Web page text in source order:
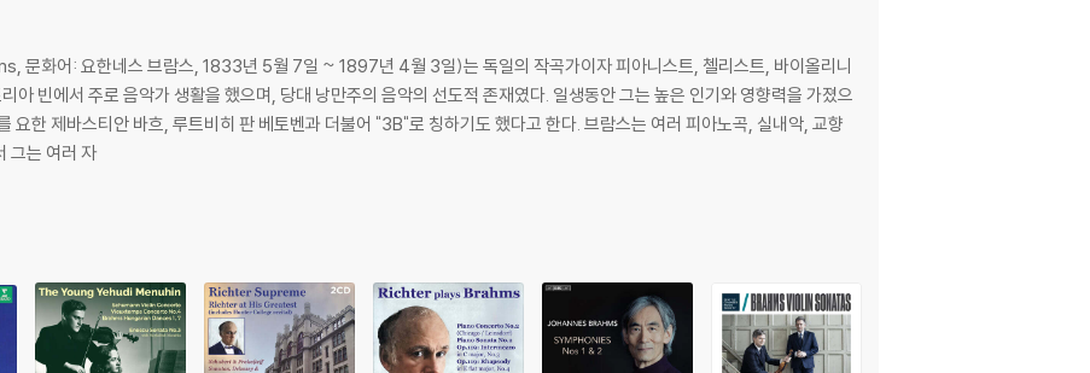
문화어: 요한네스 브람스, 1833년 5월 7일 ~ 1897년 4월 3일)는 독일의 작곡가이자 피아니스트, 첼리스트, 바이올리니
아 빈에서 주로 음악가 생활을 했으며, 당대 낭만주의 음악의 선도적 존재였다. 일생동안 그는 높은 인기와 영향력을 가졌으
안 바흐, 루트비히 판 베토벤과 더불어 "3B"로 칭하기도 했다고 한다. 브람스는 여러 피아노곡, 실내악, 교향
그는 여러 자